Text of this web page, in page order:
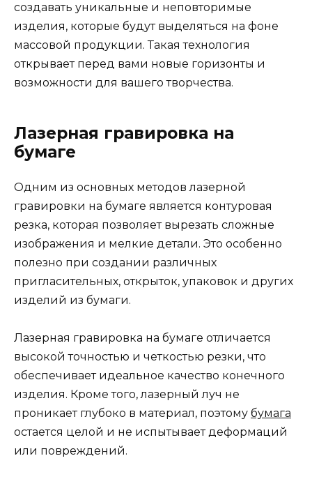
создавать уникальные и неповторимые
изделия, которые будут выделяться на фоне
массовой продукции. Такая технология
открывает перед вами новые горизонты и
возможности для вашего творчества.
Лазерная гравировка на
бумаге
Одним из основных методов лазерной
гравировки на бумаге является контуровая
резка, которая позволяет вырезать сложные
изображения и мелкие детали. Это особенно
полезно при создании различных
пригласительных, открыток, упаковок и других
изделий из бумаги.
Лазерная гравировка на бумаге отличается
высокой точностью и четкостью резки, что
обеспечивает идеальное качество конечного
изделия. Кроме того, лазерный луч не
проникает глубоко в материал, поэтому бумага
остается целой и не испытывает деформаций
или повреждений.